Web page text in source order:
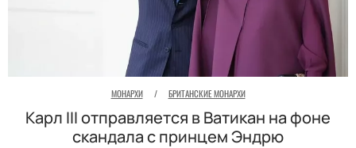
МОНАРХИ / БРИТАНСКИЕ МОНАРХИ
Карл III отправляется в Ватикан на фоне
скандала с принцем Эндрю